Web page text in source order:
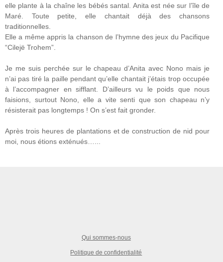
elle plante à la chaîne les bébés santal. Anita est née sur l’île de
Maré. Toute petite, elle chantait déjà des chansons
traditionnelles.
Elle a même appris la chanson de l’hymne des jeux du Pacifique
“Cilejë Trohem”.
Je me suis perchée sur le chapeau d’Anita avec Nono mais je
n’ai pas tiré la paille pendant qu’elle chantait j’étais trop occupée
à l’accompagner en sifflant. D’ailleurs vu le poids que nous
faisions, surtout Nono, elle a vite senti que son chapeau n’y
résisterait pas longtemps ! On s’est fait gronder.
Après trois heures de plantations et de construction de nid pour
moi, nous étions exténués…...
Qui sommes-nous
Politique de confidentialité